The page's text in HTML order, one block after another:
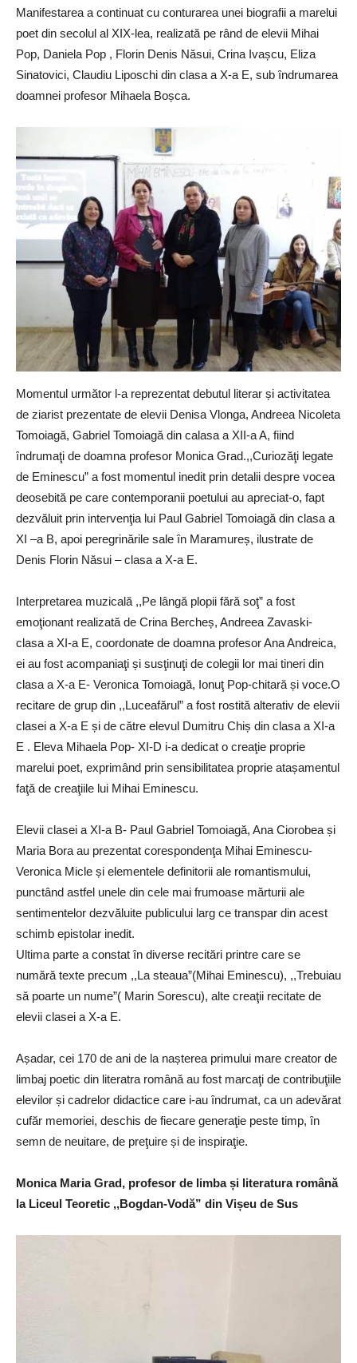
Manifestarea a continuat cu conturarea unei biografii a marelui
poet din secolul al XIX-lea, realizată pe rând de elevii Mihai
Pop, Daniela Pop , Florin Denis Năsui, Crina Ivașcu, Eliza
Sinatovici, Claudiu Liposchi din clasa a X-a E, sub ȋndrumarea
doamnei profesor Mihaela Boșca.
Momentul următor l-a reprezentat debutul literar și activitatea
de ziarist prezentate de elevii Denisa Vlonga, Andreea Nicoleta
Tomoiagă, Gabriel Tomoiagă din calasa a XII-a A, fiind
ȋndrumaţi de doamna profesor Monica Grad.,,Curiozăţi legate
de Eminescu” a fost momentul inedit prin detalii despre vocea
deosebită pe care contemporanii poetului au apreciat-o, fapt
dezvăluit prin intervenţia lui Paul Gabriel Tomoiagă din clasa a
XI –a B, apoi peregrinările sale ȋn Maramureș, ilustrate de
Denis Florin Năsui – clasa a X-a E.
Interpretarea muzicală ,,Pe lângă plopii fără soţ” a fost
emoţionant realizată de Crina Bercheș, Andreea Zavaski-
clasa a XI-a E, coordonate de doamna profesor Ana Andreica,
ei au fost acompaniaţi și susţinuţi de colegii lor mai tineri din
clasa a X-a E- Veronica Tomoiagă, Ionuţ Pop-chitară și voce.O
recitare de grup din ,,Luceafărul” a fost rostită alterativ de elevii
clasei a X-a E și de către elevul Dumitru Chiș din clasa a XI-a
E . Eleva Mihaela Pop- XI-D i-a dedicat o creaţie proprie
marelui poet, exprimând prin sensibilitatea proprie atașamentul
faţă de creaţiile lui Mihai Eminescu.
Elevii clasei a XI-a B- Paul Gabriel Tomoiagă, Ana Ciorobea și
Maria Bora au prezentat corespondenţa Mihai Eminescu-
Veronica Micle și elementele definitorii ale romantismului,
punctând astfel unele din cele mai frumoase mărturii ale
sentimentelor dezvăluite publicului larg ce transpar din acest
schimb epistolar inedit.
Ultima parte a constat ȋn diverse recitări printre care se
numără texte precum ,,La steaua”(Mihai Eminescu), ,,Trebuiau
să poarte un nume”( Marin Sorescu), alte creaţii recitate de
elevii clasei a X-a E.
Așadar, cei 170 de ani de la nașterea primului mare creator de
limbaj poetic din literatra română au fost marcaţi de contribuţiile
elevilor și cadrelor didactice care i-au ȋndrumat, ca un adevărat
cufăr memoriei, deschis de fiecare generaţie peste timp, ȋn
semn de neuitare, de preţuire și de inspiraţie.
Monica Maria Grad, profesor de limba și literatura română
la Liceul Teoretic ,,Bogdan-Vodă” din Vișeu de Sus